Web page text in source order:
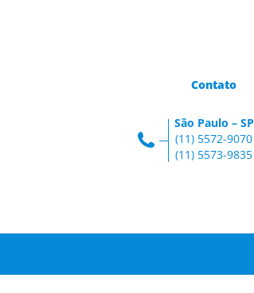
Contato
São Paulo – SP
(11) 5572-9070
(11) 5573-9835